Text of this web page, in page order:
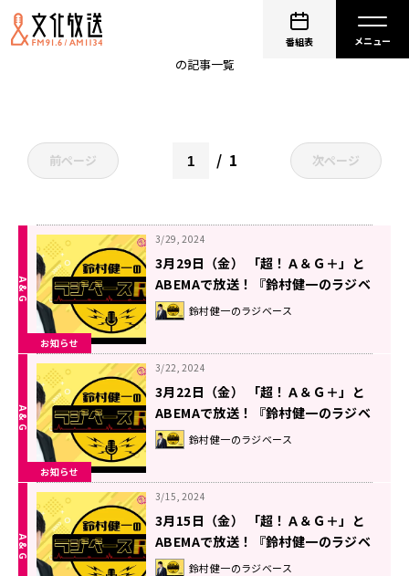
番組表
の記事一覧
前ページ 1 次ページ
お知らせ
3/29, 2024
3月29日（金） 「超！Ａ＆Ｇ＋」と
ABEMAで放送！『鈴村健一のラジベ
ースRX』#64
鈴村健一のラジベース
お知らせ
3/22, 2024
3月22日（金） 「超！Ａ＆Ｇ＋」と
ABEMAで放送！『鈴村健一のラジベ
ースRX』#63
鈴村健一のラジベース
3/15, 2024
3月15日（金） 「超！Ａ＆Ｇ＋」と
ABEMAで放送！『鈴村健一のラジベ
ースRX』#62
鈴村健一のラジベース